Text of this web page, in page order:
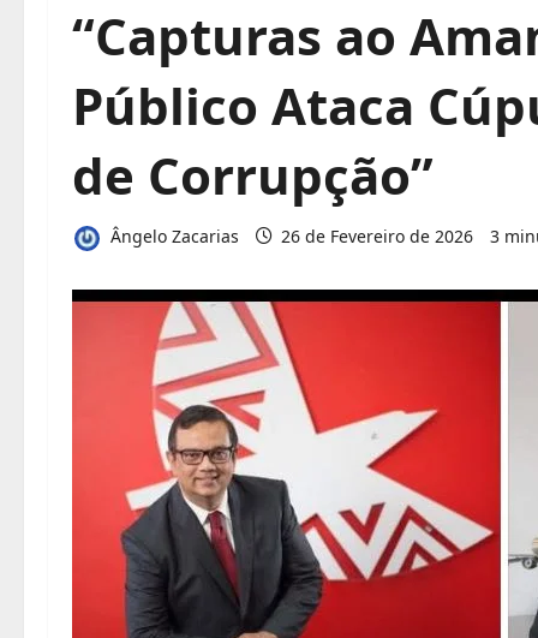
“Capturas ao
Público Ataca
de Corrupção”
Ângelo Zacarias 26 de Fevereiro de 2026 3